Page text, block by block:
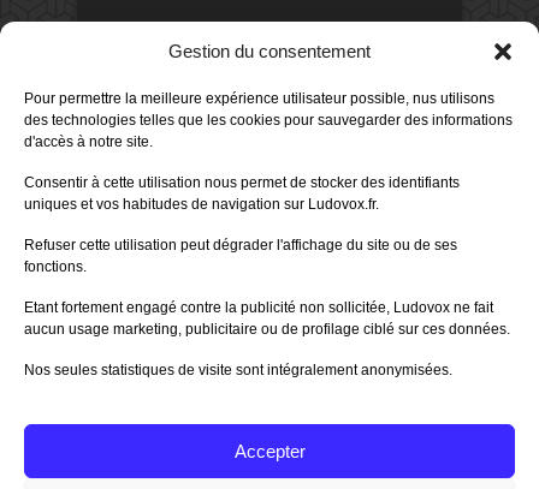
Gestion du consentement
Pour permettre la meilleure expérience utilisateur possible, nus utilisons
des technologies telles que les cookies pour sauvegarder des informations
d'accès à notre site.
Consentir à cette utilisation nous permet de stocker des identifiants
uniques et vos habitudes de navigation sur Ludovox.fr.
Refuser cette utilisation peut dégrader l'affichage du site ou de ses
fonctions.
Etant fortement engagé contre la publicité non sollicitée, Ludovox ne fait
aucun usage marketing, publicitaire ou de profilage ciblé sur ces données.
Nos seules statistiques de visite sont intégralement anonymisées.
Accepter
DERNIERS AVIS DES MEMBRES
Avis de morlockbob
Sur le jeu Collect!
il y a 1 jour
Avis demorlockbob
Sur le jeu Detective Box - Ciao
Publié leil y a 2 jours
80%
Sur le jeu Detective Box - Ciao
Bella